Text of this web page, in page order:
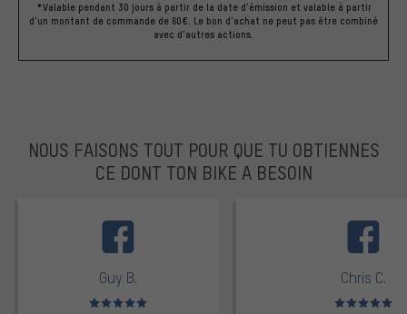
*Valable pendant 30 jours à partir de la date d'émission et valable à partir
d'un montant de commande de 60€. Le bon d'achat ne peut pas être combiné
avec d'autres actions.
NOUS FAISONS TOUT POUR QUE TU OBTIENNES
CE DONT TON BIKE A BESOIN
Guy B.
Note moyenne : 5 sur 5
Chris C.
Note moyenne :